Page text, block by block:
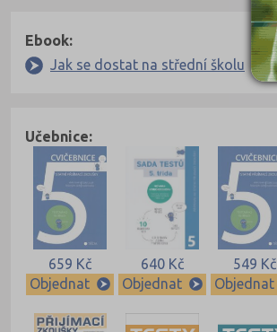
Ebook:
Jak se dostat na střední školu
Učebnice:
659 Kč
Objednat
640 Kč
Objednat
549 Kč
Objednat